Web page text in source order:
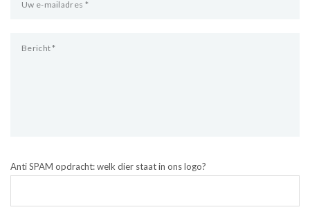
Anti SPAM opdracht: welk dier staat in ons logo?